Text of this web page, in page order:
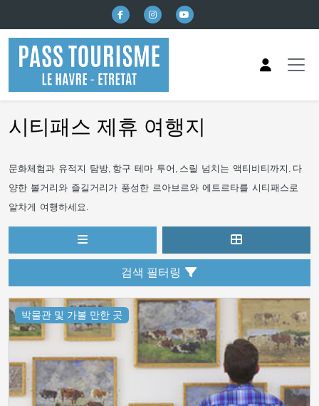
시티패스 제휴 여행지
문화체험과 유적지 탐방, 항구 테마 투어 , 스릴 넘치는 액티비티까지 . 다
양한 볼거리와 즐길거리가 풍성한 르아브르와 에트르타를 시티패스로
알차게 여행하세요.
검색 필터링
박물관 및 가볼 만한 곳